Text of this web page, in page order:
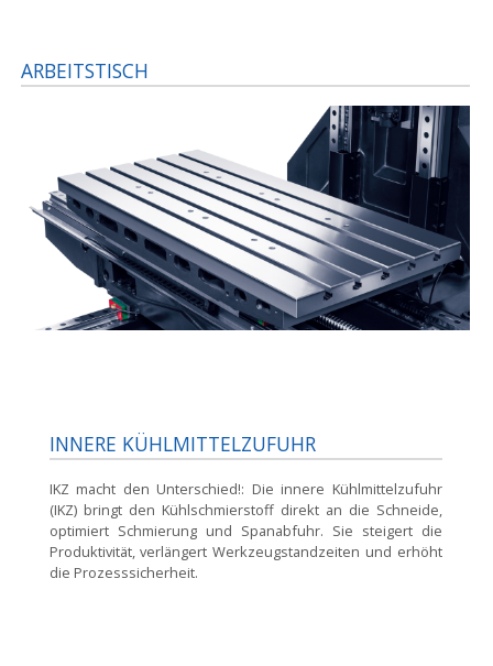
ARBEITSTISCH
INNERE KÜHLMITTELZUFUHR
IKZ macht den Unterschied!: Die innere Kühlmittelzufuhr
(IKZ) bringt den Kühlschmierstoff direkt an die Schneide,
optimiert Schmierung und Spanabfuhr. Sie steigert die
Produktivität, verlängert Werkzeugstandzeiten und erhöht
die Prozesssicherheit.